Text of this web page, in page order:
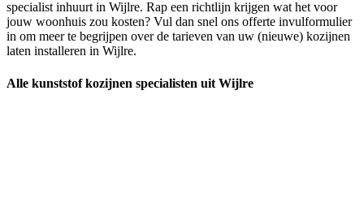
specialist inhuurt in Wijlre. Rap een richtlijn krijgen wat het voor
jouw woonhuis zou kosten? Vul dan snel ons offerte invulformulier
in om meer te begrijpen over de tarieven van uw (nieuwe) kozijnen
laten installeren in Wijlre.
Alle kunststof kozijnen specialisten uit Wijlre